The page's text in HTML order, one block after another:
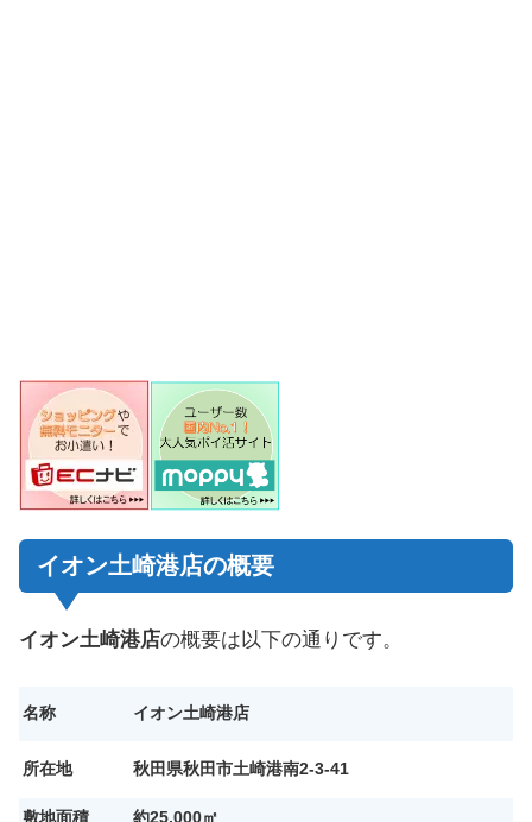
イオン土崎港店の概要
イオン土崎港店の概要は以下の通りです。
名称 イオン土崎港店
所在地 秋田県秋田市土崎港南2-3-41
敷地面積 約25,000㎡